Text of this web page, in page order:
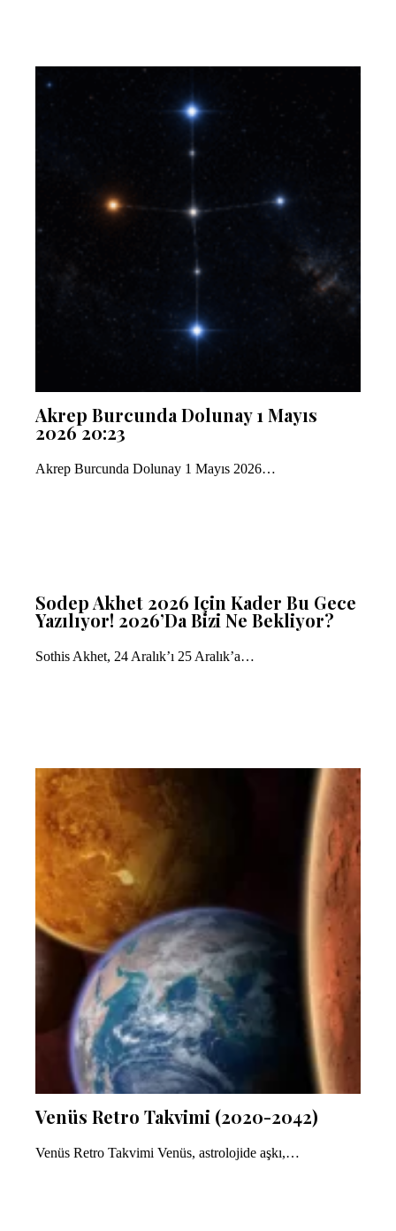
Akrep Burcunda Dolunay 1 Mayıs
2026 20:23
Akrep Burcunda Dolunay 1 Mayıs 2026…
Sodep Akhet 2026 Için Kader Bu Gece
Yazılıyor! 2026’da Bizi Ne Bekliyor?
Sothis Akhet, 24 Aralık’ı 25 Aralık’a…
Venüs Retro Takvimi (2020-2042)
Venüs Retro Takvimi Venüs, astrolojide aşkı,…